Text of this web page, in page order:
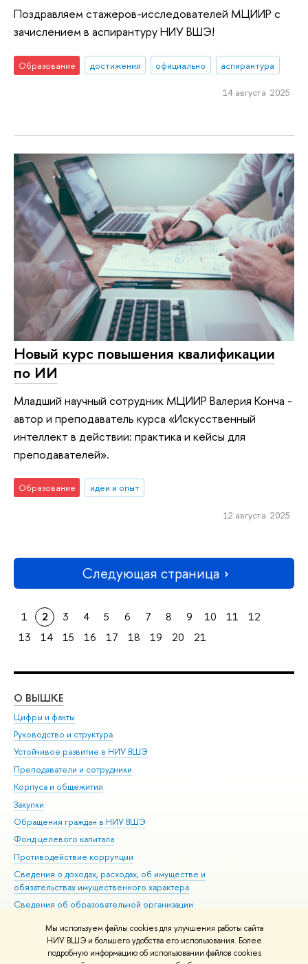
Мы используем файлы cookies для улучшения работы сайта
НИУ ВШЭ и большего удобства его использования. Более
подробную информацию об использовании файлов cookies
Поздравляем стажёров-исследователей МЦИИР с
зачислением в аспирантуру НИУ ВШЭ!
Образование достижения официально аспирантура
14 августа 2025
Новый курс повышения квалификации
по ИИ
Младший научный сотрудник МЦИИР Валерия Конча -
автор и преподаватель курса «Искусственный
интеллект в действии: практика и кейсы для
преподавателей».
Образование идеи и опыт
12 августа 2025
Следующая страница
1 2 3 4 5 6 7 8 9 10 11
12
13
14 15 16 17 18 19 20 21
О ВЫШКЕ
Цифры и факты
Руководство и структура
Устойчивое развитие в НИУ ВШЭ
Преподаватели и сотрудники
Корпуса и общежития
Закупки
Обращения граждан в НИУ ВШЭ
Фонд целевого капитала
Противодействие коррупции
Сведения о доходах, расходах, об имуществе и
обязательствах имущественного характера
Сведения об образовательной организации
Людям с ограниченными возможностями здоровья
Единая платежная страница
Работа в Вышке